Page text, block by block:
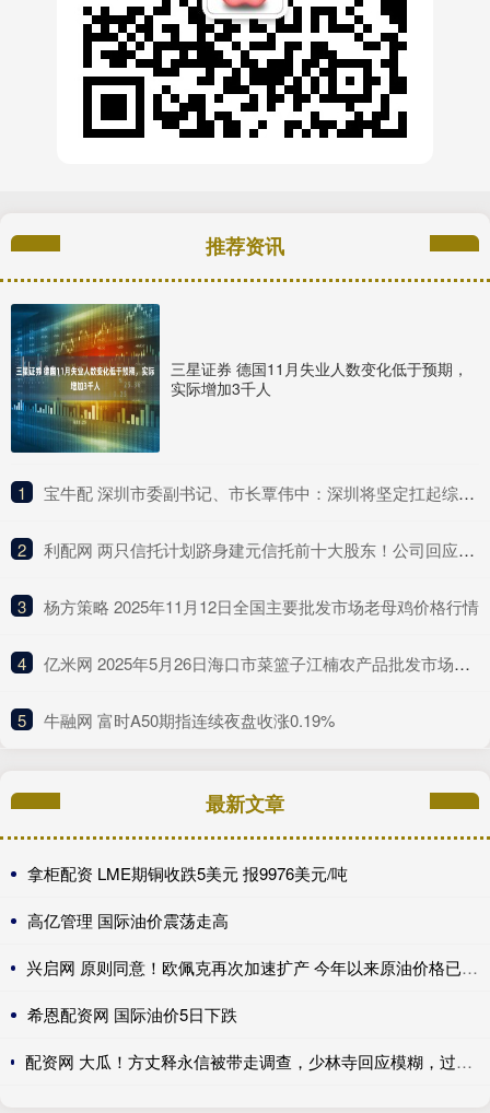
推荐资讯
三星证券 德国11月失业人数变化低于预期，
实际增加3千人
1 ​宝牛配 深圳市委副书记、市长覃伟中：深圳将坚定扛起综合改革试点主体责任
2 ​利配网 两只信托计划跻身建元信托前十大股东！公司回应不分红与未来盈利点
3 ​杨方策略 2025年11月12日全国主要批发市场老母鸡价格行情
4 ​亿米网 2025年5月26日海口市菜篮子江楠农产品批发市场有限公司价格行情
5 ​牛融网 富时A50期指连续夜盘收涨0.19%
最新文章
拿柜配资 LME期铜收跌5美元 报9976美元/吨
高亿管理 国际油价震荡走高
兴启网 原则同意！欧佩克再次加速扩产 今年以来原油价格已回落13.77%
希恩配资网 国际油价5日下跌
配资网 大瓜！方丈释永信被带走调查，少林寺回应模糊，过往争议再被扒_问题_消息_商业化